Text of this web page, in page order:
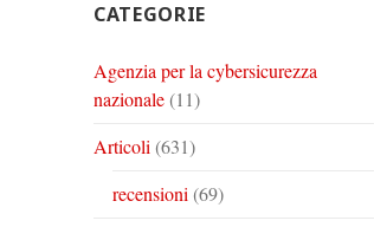
CATEGORIE
Agenzia per la cybersicurezza
nazionale(11)
Articoli (631)
recensioni (69)